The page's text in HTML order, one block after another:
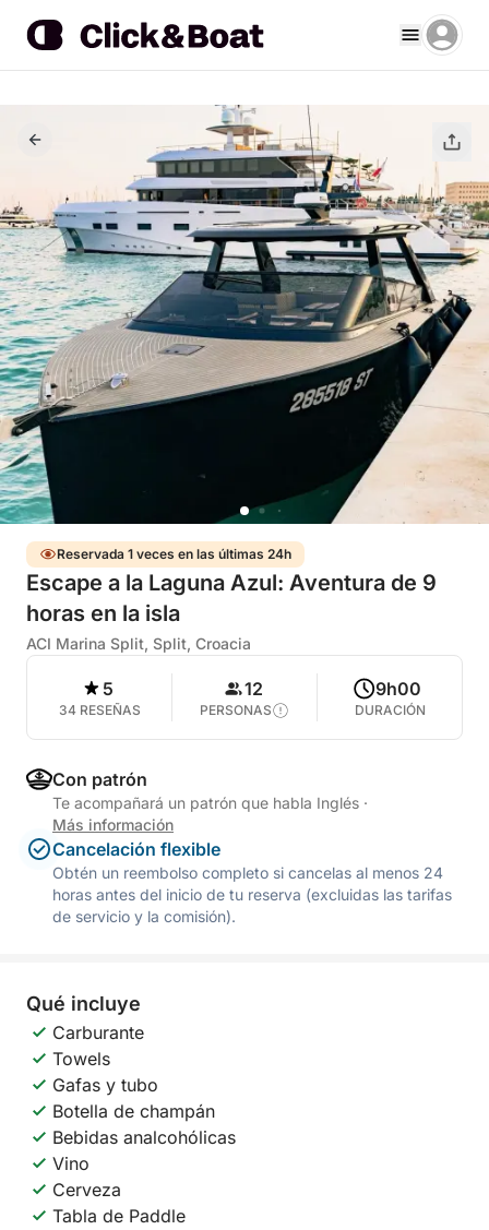
Reservada 1 veces en las últimas 24h
Escape a la Laguna Azul: Aventura de 9
horas en la isla
ACI Marina Split, Split, Croacia
5
34 RESEÑAS
12
PERSONAS
9h00
DURACIÓN
Con patrón
Te acompañará un patrón que habla Inglés ·
Más información
Cancelación flexible
Obtén un reembolso completo si cancelas al menos 24
horas antes del inicio de tu reserva (excluidas las tarifas
de servicio y la comisión).
Qué incluye
Carburante
Towels
Gafas y tubo
Botella de champán
Bebidas analcohólicas
Vino
Cerveza
Tabla de Paddle